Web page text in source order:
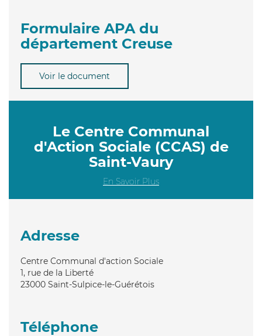
Formulaire APA du
département Creuse
Voir le document
Le Centre Communal
d'Action Sociale (CCAS) de
Saint-Vaury
En Savoir Plus
Adresse
Centre Communal d'action Sociale
1, rue de la Liberté
23000 Saint-Sulpice-le-Guérétois
Téléphone